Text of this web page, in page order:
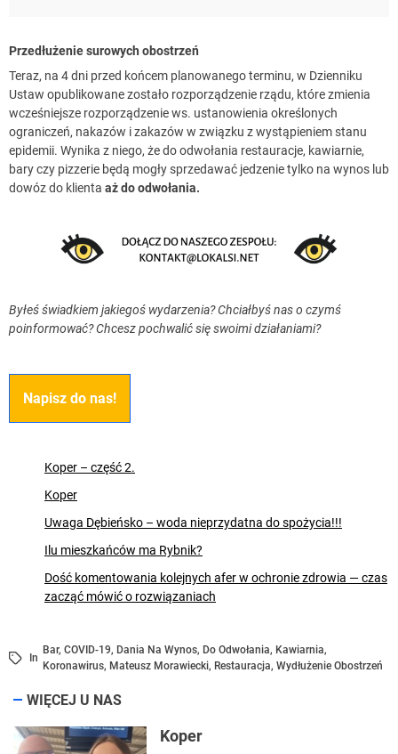
Przedłużenie surowych obostrzeń
Teraz, na 4 dni przed końcem planowanego terminu, w Dzienniku
Ustaw opublikowane zostało rozporządzenie rządu, które zmienia
wcześniejsze rozporządzenie ws. ustanowienia określonych
ograniczeń, nakazów i zakazów w związku z wystąpieniem stanu
epidemii. Wynika z niego, że do odwołania restauracje, kawiarnie,
bary czy pizzerie będą mogły sprzedawać jedzenie tylko na wynos lub
dowóz do klienta aż do odwołania.
Byłeś świadkiem jakiegoś wydarzenia? Chciałbyś nas o czymś
poinformować? Chcesz pochwalić się swoimi działaniami?
Napisz do nas!
Koper – część 2.
Koper
Uwaga Dębieńsko – woda nieprzydatna do spożycia!!!
Ilu mieszkańców ma Rybnik?
Dość komentowania kolejnych afer w ochronie zdrowia — czas
zacząć mówić o rozwiązaniach
In
Bar, COVID-19, Dania Na Wynos, Do Odwołania, Kawiarnia,
Koronawirus, Mateusz Morawiecki, Restauracja, Wydłużenie Obostrzeń
WIĘCEJ U NAS
Koper